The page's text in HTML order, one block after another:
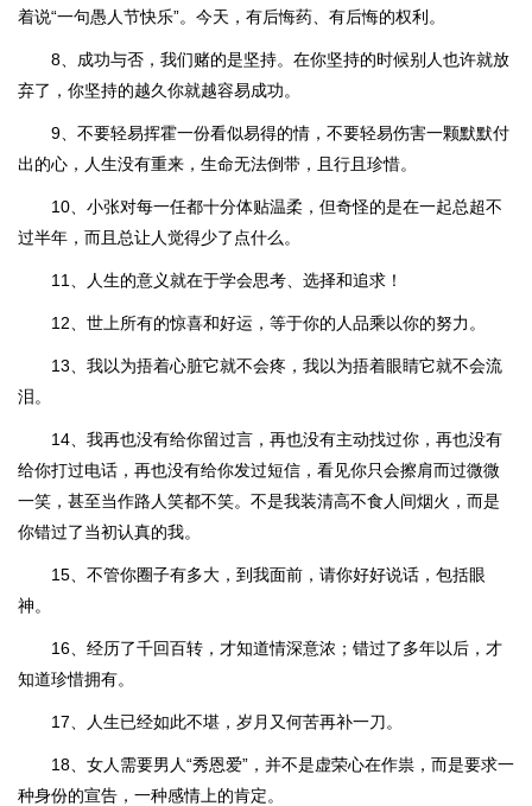
着说“一句愚人节快乐”。今天，有后悔药、有后悔的权利。
8、成功与否，我们赌的是坚持。在你坚持的时候别人也许就放
弃了，你坚持的越久你就越容易成功。
9、不要轻易挥霍一份看似易得的情，不要轻易伤害一颗默默付
出的心，人生没有重来，生命无法倒带，且行且珍惜。
10、小张对每一任都十分体贴温柔，但奇怪的是在一起总超不
过半年，而且总让人觉得少了点什么。
11、人生的意义就在于学会思考、选择和追求！
12、世上所有的惊喜和好运，等于你的人品乘以你的努力。
13、我以为捂着心脏它就不会疼，我以为捂着眼睛它就不会流
泪。
14、我再也没有给你留过言，再也没有主动找过你，再也没有
给你打过电话，再也没有给你发过短信，看见你只会擦肩而过微微
一笑，甚至当作路人笑都不笑。不是我装清高不食人间烟火，而是
你错过了当初认真的我。
15、不管你圈子有多大，到我面前，请你好好说话，包括眼
神。
16、经历了千回百转，才知道情深意浓；错过了多年以后，才
知道珍惜拥有。
17、人生已经如此不堪，岁月又何苦再补一刀。
18、女人需要男人“秀恩爱”，并不是虚荣心在作祟，而是要求一
种身份的宣告，一种感情上的肯定。